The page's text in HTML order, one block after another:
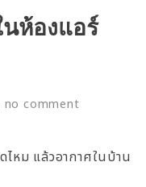
นห้องแอร์
no comment
หม แล้วอากาศในบ้าน